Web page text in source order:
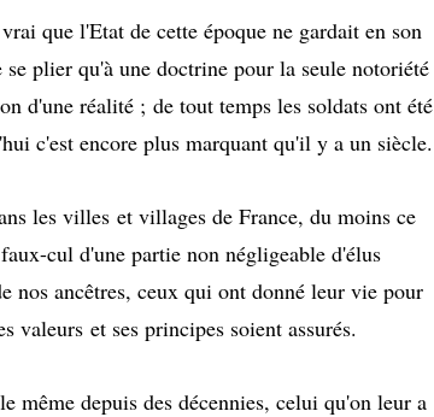
que l'Etat de cette époque ne gardait en son
plier qu'à une doctrine pour la seule notoriété
d'une réalité ; de tout temps les soldats ont été
c'est encore plus marquant qu'il y a un siècle.
les villes et villages de France, du moins ce
cul d'une partie non négligeable d'élus
nos ancêtres, ceux qui ont donné leur vie pour
valeurs et ses principes soient assurés.
même depuis des décennies, celui qu'on leur a